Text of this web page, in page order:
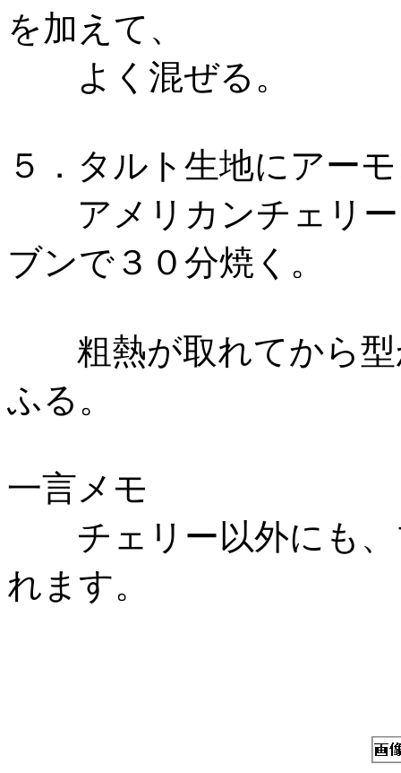
を加えて、
よく混ぜる。
５．タルト生地にアー
アメリカンチェリー
ブンで３０分焼く。
粗熱が取れてから型
ふる。
一言メモ
チェリー以外にも、
れます。